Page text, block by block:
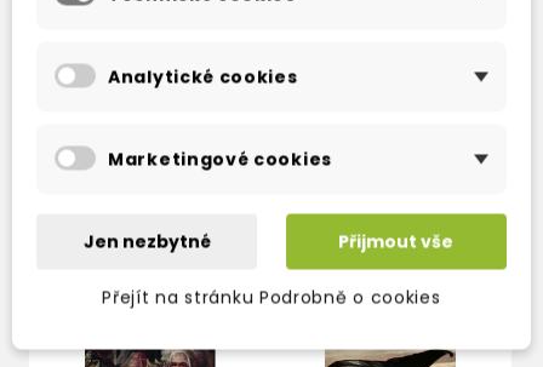
audiences ever since.
OSTATNÍ PRODUKTY VE STEJNÉ KATEGORII
Analytické cookies
Marketingové cookies
Jen nezbytné Přijmout vše
Přejít na stránku Podrobně o cookies